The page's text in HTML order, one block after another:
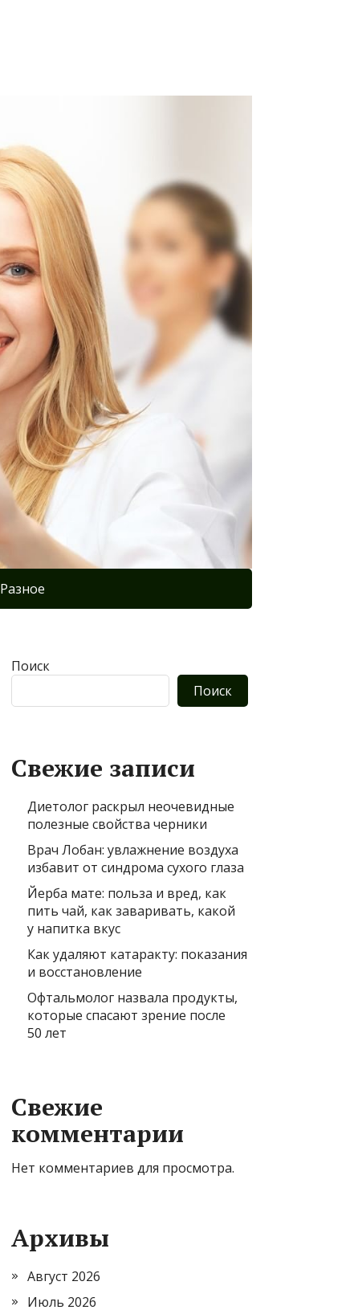
Разное
Поиск
Поиск
Свежие записи
Диетолог раскрыл неочевидные
полезные свойства черники
Врач Лобан: увлажнение воздуха
избавит от синдрома сухого глаза
Йерба мате: польза и вред, как
пить чай, как заваривать, какой
у напитка вкус
Как удаляют катаракту: показания
и восстановление
Офтальмолог назвала продукты,
которые спасают зрение после
50 лет
Свежие
комментарии
Нет комментариев для просмотра.
Архивы
Август 2026
Июль 2026